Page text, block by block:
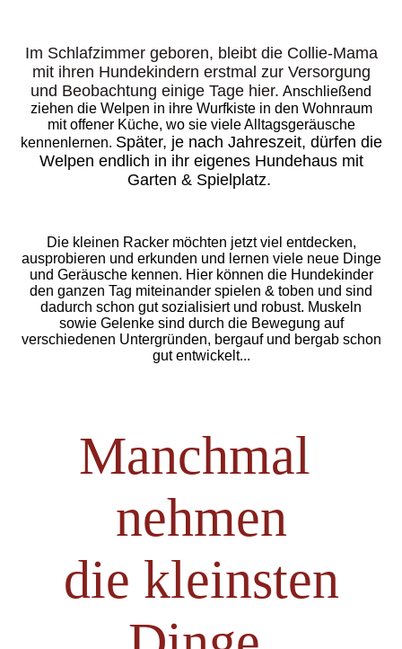
Im Schlafzimmer geboren, bleibt die Collie-Mama
mit ihren Hundekindern erstmal zur Versorgung
und Beobachtung einige Tage hier. Anschließend
ziehen die Welpen in ihre Wurfkiste in den Wohnraum
mit offener Küche, wo sie viele Alltagsgeräusche
kennenlernen. Später, je nach Jahreszeit, dürfen die
Welpen endlich in ihr eigenes Hundehaus mit
Garten & Spielplatz.
Die kleinen Racker möchten jetzt viel entdecken,
ausprobieren und erkunden und lernen viele neue Dinge
und Geräusche kennen. Hier können die Hundekinder
den ganzen Tag miteinander spielen & toben und sind
dadurch schon gut sozialisiert und robust. Muskeln
sowie Gelenke sind durch die Bewegung auf
verschiedenen Untergründen, bergauf und bergab schon
gut entwickelt...
Manchmal
nehmen
die kleinsten